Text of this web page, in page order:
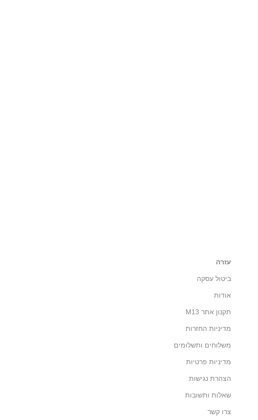
עזרה
ביטול עסקה
אודות
תקנון אתר M13
מדיניות החזרות
משלוחים ותשלומים
מדיניות פרטיות
הצהרת נגישות
שאלות ותשובות
צרו קשר